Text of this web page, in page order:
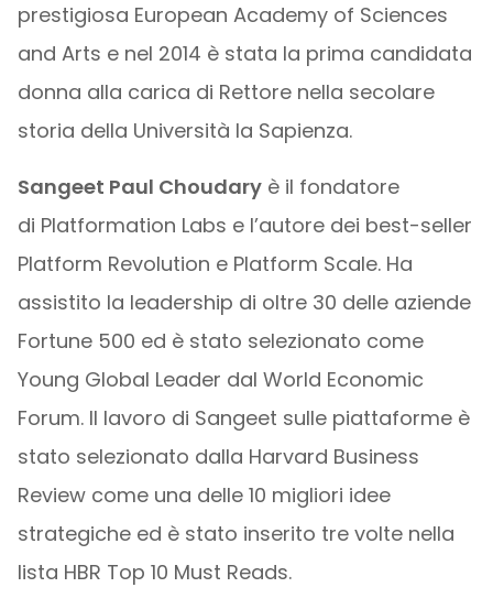
prestigiosa European Academy of Sciences
and Arts e nel 2014 è stata la prima candidata
donna alla carica di Rettore nella secolare
storia della Università la Sapienza.
Sangeet Paul Choudaryè il fondatore
di Platformation Labs e l’autore dei best-seller
Platform Revolution e Platform Scale. Ha
assistito la leadership di oltre 30 delle aziende
Fortune 500 ed è stato selezionato come
Young Global Leader dal World Economic
Forum. Il lavoro di Sangeet sulle piattaforme è
stato selezionato dalla Harvard Business
Review come una delle 10 migliori idee
strategiche ed è stato inserito tre volte nella
lista HBR Top 10 Must Reads.